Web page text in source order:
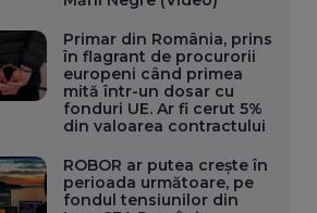
Primar din România, prins
în flagrant de procurorii
europeni când primea
mită într-un dosar cu
fonduri UE. Ar fi cerut 5%
din valoarea contractului
ROBOR ar putea crește în
perioada următoare, pe
fondul tensiunilor din